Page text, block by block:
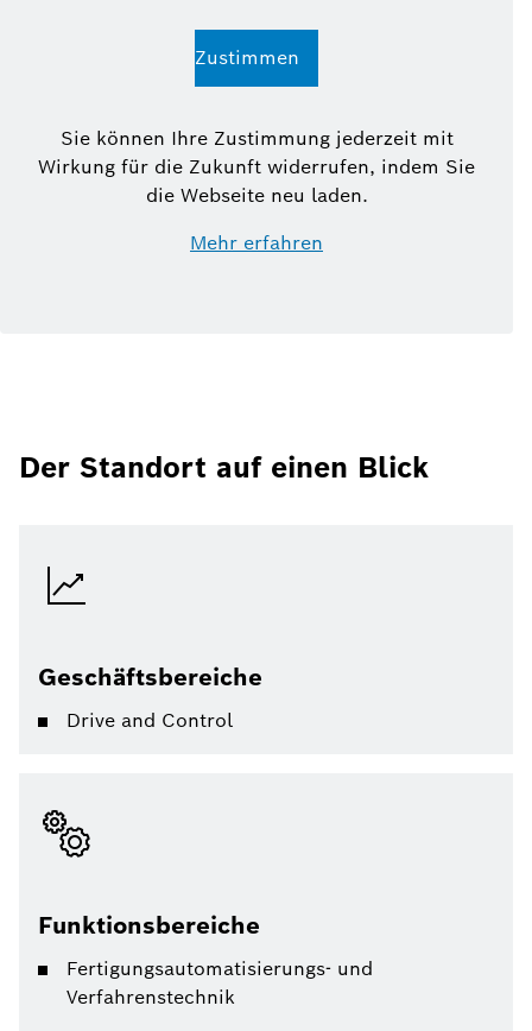
Zustimmen
Sie können Ihre Zustimmung jederzeit mit
Wirkung für die Zukunft widerrufen, indem Sie
die Webseite neu laden.
Mehr erfahren
Der Standort auf einen Blick
Geschäftsbereiche
Drive and Control
Funktionsbereiche
Fertigungsautomatisierungs- und
Verfahrenstechnik